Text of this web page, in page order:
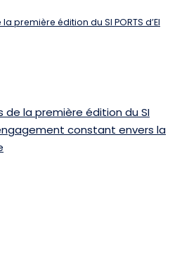
première édition du SI PORTS d’El
de la première édition du SI
engagement constant envers la